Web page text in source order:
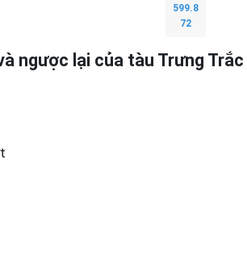
599.8
72
ngược lại của tàu Trưng Trắc